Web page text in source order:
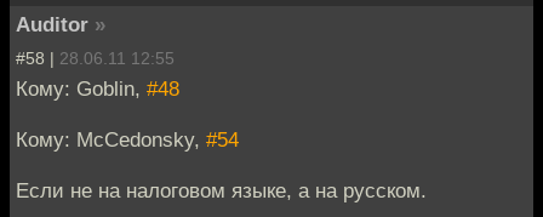
Auditor »
#58 | 28.06.11 12:55
Кому: Goblin, #48
Кому: McCedonsky, #54
Если не на налоговом языке, а на русском.